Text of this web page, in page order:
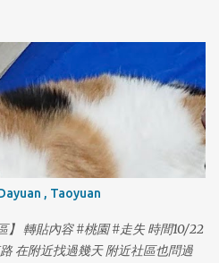
, Taoyuan
】 轉貼內容 #桃園 #走失 時間10/22
在附近找過幾天 附近社區也問過